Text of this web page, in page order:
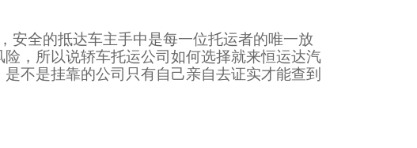
安全的抵达车主手中是每一位托运者的唯一放
，所以说轿车托运公司如何选择就来恒运达汽
不是挂靠的公司只有自己亲自去证实才能查到